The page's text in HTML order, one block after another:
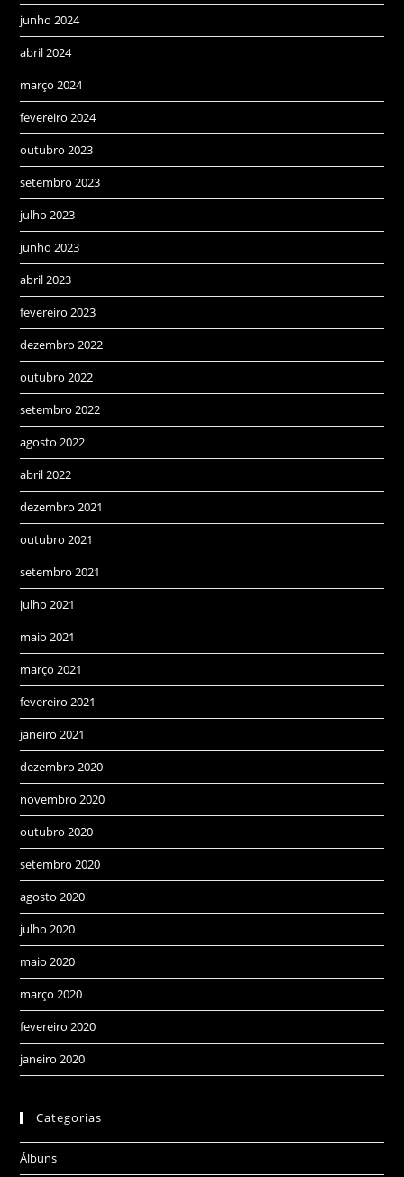
junho 2024
abril 2024
março 2024
fevereiro 2024
outubro 2023
setembro 2023
julho 2023
junho 2023
abril 2023
fevereiro 2023
dezembro 2022
outubro 2022
setembro 2022
agosto 2022
abril 2022
dezembro 2021
outubro 2021
setembro 2021
julho 2021
maio 2021
março 2021
fevereiro 2021
janeiro 2021
dezembro 2020
novembro 2020
outubro 2020
setembro 2020
agosto 2020
julho 2020
maio 2020
março 2020
fevereiro 2020
janeiro 2020
Categorias
Álbuns